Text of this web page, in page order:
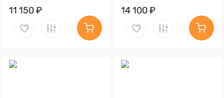
11 150 ₽ 14 100 ₽